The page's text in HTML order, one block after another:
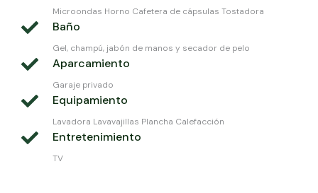
Microondas Horno Cafetera de cápsulas Tostadora
Baño
Gel, champú, jabón de manos y secador de pelo
Aparcamiento
Garaje privado
Equipamiento
Lavadora Lavavajillas Plancha Calefacción
Entretenimiento
TV